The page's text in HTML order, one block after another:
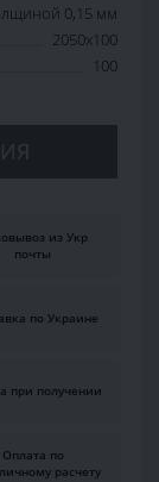
0,15 мм
2050х100
100
из Укр
почты
по Украине
при получении
Оплата по
расчету